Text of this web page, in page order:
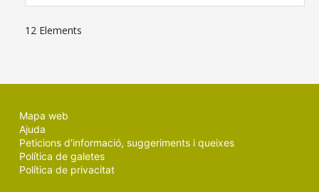
12 Elements
Mapa web
Ajuda
Peticions d'informació, suggeriments i queixes
Política de galetes
Política de privacitat